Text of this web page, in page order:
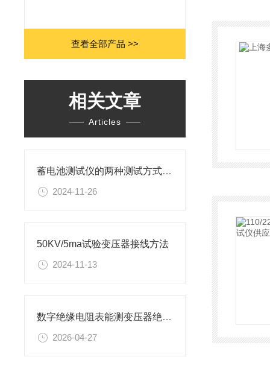
查看全部产品 >>
相关文章
Articles
蓄电池测试仪的两种测试方式比较
2024-11-26
50KV/5ma试验变压器接线方法
2024-11-13
数字绝缘电阻表能测变压器绝缘吗
2026-04-27